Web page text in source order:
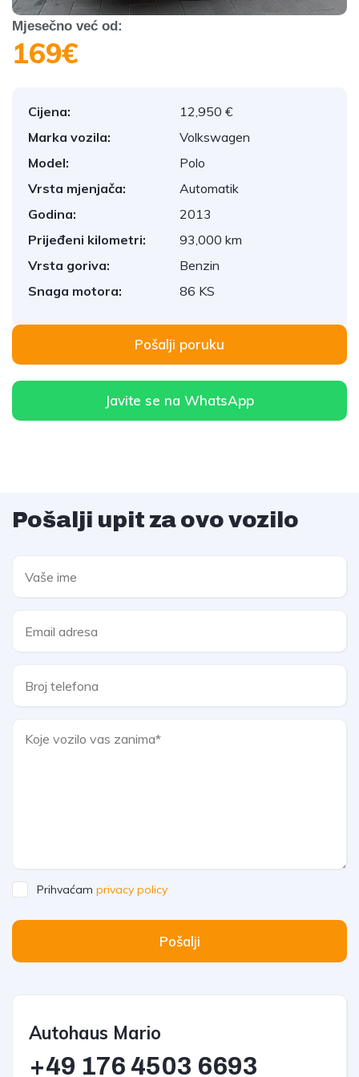
Mjesečno već od:
169€
Cijena:
12,950 €
Marka vozila:
Volkswagen
Model:
Polo
Vrsta mjenjača:
Automatik
Godina:
2013
Prijeđeni kilometri:
93,000 km
Vrsta goriva:
Benzin
Snaga motora:
86 KS
Pošalji poruku
Javite se na WhatsApp
Pošalji upit za ovo vozilo
Prihvaćam privacy policy
Pošalji
Autohaus Mario
+49 176 4503 6693